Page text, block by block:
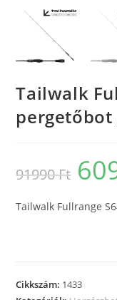
Tailwalk
pergetőbot
91990Ft
Original
price
was:
Tailwalk Fullrange
Cikkszám: 1433